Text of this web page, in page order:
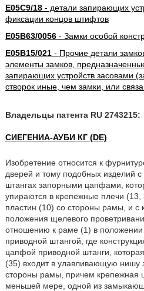
E05C9/18- детали запирающих
фиксации концов штифтов
E05B63/0056- Замки особой
E05B15/021- Прочие детали
элементы замков,
запирающих устройств засовами
створок иные, чем замки, или
Владельцы патента RU 2743215:
СИЕГЕНИА-АУБИ КГ (DE)
Изобретение относится к
дверей и тому подобных изделий
штангах запорными цапфами,
упираются в крепежные плечи (13,
пластин (10) со стороны рамы, и с
положения щелевого
отношению к раме (1) в положении
приводной штангой, где
цапфой приводной штанги,
(35) входит в улавливающую нишу
стороны рамы, причем крепежная
меньшей мере, одной из